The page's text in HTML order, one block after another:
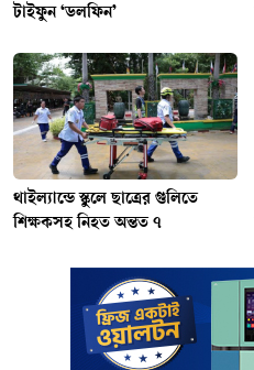
টাইফুন ‘ডলফিন’
থাইল্যান্ডে স্কুলে ছাত্রের গুলিতে
শিক্ষকসহ নিহত অন্তত ৭